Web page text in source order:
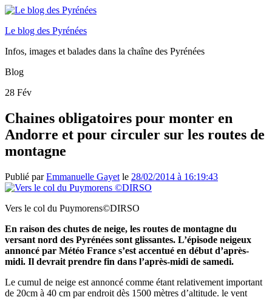
Le blog des Pyrénées
Infos, images et balades dans la chaîne des Pyrénées
Blog
28 Fév
Chaines obligatoires pour monter en
Andorre et pour circuler sur les routes de
montagne
Publié parEmmanuelle Gayet le 28/02/2014 à 16:19:43
Vers le col du Puymorens©DIRSO
En raison des chutes de neige, les routes de montagne du
versant nord des Pyrénées sont glissantes. L’épisode neigeux
annoncé par Météo France s’est accentué en début d’après-
midi. Il devrait prendre fin dans l’après-midi de samedi.
Le cumul de neige est annoncé comme étant relativement important
de 20cm à 40 cm par endroit dès 1500 mètres d’altitude. le vent